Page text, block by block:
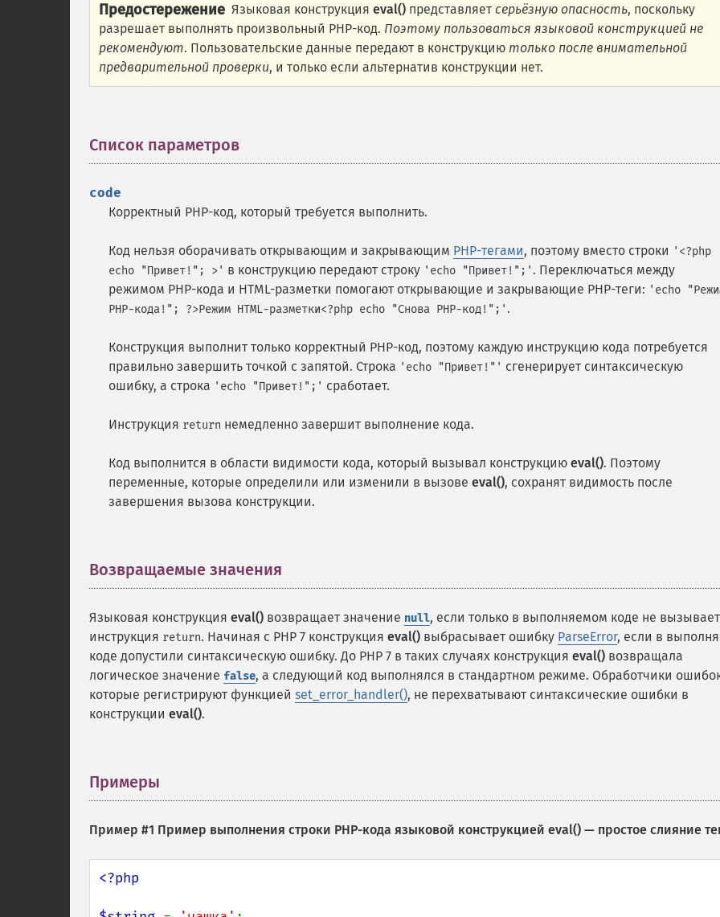
Предостережение Языковая конструкция eval() представляет серьёзную опасность, поскольку
разрешает выполнять произвольный PHP-код. Поэтому пользоваться языковой конструкцией не
рекомендуют. Пользовательские данные передают в конструкцию только после внимательной
предварительной проверки, и только если альтернатив конструкции нет.
Список параметров
code
Корректный PHP-код, который требуется выполнить.
Код нельзя оборачивать открывающим и закрывающим PHP-тегами, поэтому вместо строки '<?php
echo "Привет!"; >' в конструкцию передают строку 'echo "Привет!";' . Переключаться между
режимом PHP-кода и HTML-разметки помогают открывающие и закрывающие PHP-теги: 'echo
PHP-кода!"; ?>Режим HTML-разметки<?php echo "Снова PHP-код!";' .
Конструкция выполнит только корректный PHP-код, поэтому каждую инструкцию кода потребуется
правильно завершить точкой с запятой. Строка 'echo "Привет!"' сгенерирует синтаксическую
ошибку, а строка 'echo "Привет!";' сработает.
Инструкция return немедленно завершит выполнение кода.
Код выполнится в области видимости кода, который вызывал конструкцию eval(). Поэтому
переменные, которые определили или изменили в вызове eval(), сохранят видимость после
завершения вызова конструкции.
Возвращаемые значения
Языковая конструкция eval() возвращает значение null, если только в выполняемом коде не
инструкция return. Начиная с PHP 7 конструкция eval() выбрасывает ошибку ParseError, если в
коде допустили синтаксическую ошибку. До PHP 7 в таких случаях конструкция eval() возвращала
логическое значение false, а следующий код выполнялся в стандартном режиме. Обработчики
которые регистрируют функцией set_error_handler(), не перехватывают синтаксические ошибки в
конструкции eval().
Примеры
Пример #1 Пример выполнения строки PHP-кода языковой конструкцией eval() — простое слияние
<?php